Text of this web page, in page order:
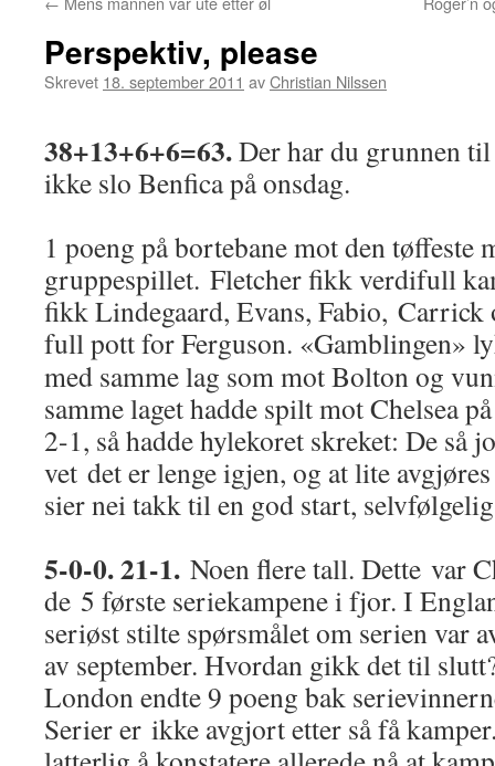
Perspektiv, please
Skrevet 18. september 2011 avChristian Nilssen
38+13+6+6=63.Der har du grunnen
ikke slo Benfica på onsdag.
1 poeng på bortebane mot den tøffeste
gruppespillet. Fletcher fikk verdifull
fikk Lindegaard, Evans, Fabio,
full pott for Ferguson. «Gamblingen»
med samme lag som mot Bolton og
samme laget hadde spilt mot Chelsea
2-1, så hadde hylekoret skreket: De så
vet det er lenge igjen, og at lite
sier nei takk til en god start,
5-0-0. 21-1. Noen flere tall. Dette var
de 5 første seriekampene i fjor. I
seriøst stilte spørsmålet om serien var
av september. Hvordan gikk det til
London endte 9 poeng bak
Serier er ikke avgjort etter så få